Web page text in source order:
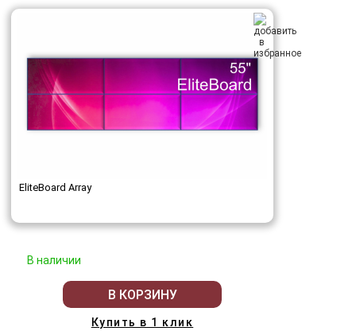
EliteBoard Array
В наличии
В КОРЗИНУ
Купить в 1 клик